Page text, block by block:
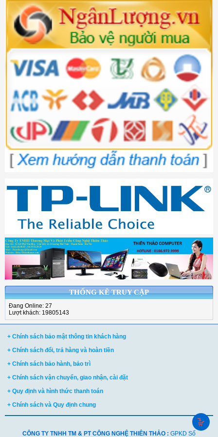
THỐNG KÊ TRUY CẬP
Đang Online: 27
Lượt khách: 19805143
+ Chính sách bảo mật thông tin khách hàng
+ Chính sách đổi, trả hàng và hoàn tiền
+ Chính sách bảo hành, bảo trì
+ Chính sách vận chuyển, giao nhận, cài đặt
+ Quy định và hình thức thanh toán
+ Chính sách và Quy định chung
CÔNG TY TNHH TM & PT CÔNG NGHỆ THIÊN THẢO : GPKD Số